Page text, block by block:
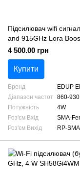
Підсилювач wifi
and 915GHz Lora
4 500.00 грн
Купити
Бренд
EDUP
Діапазон частот
860-
Потужність
4W
Роз'єм Вхід
SMA-
Роз'єм Вихід
RP-